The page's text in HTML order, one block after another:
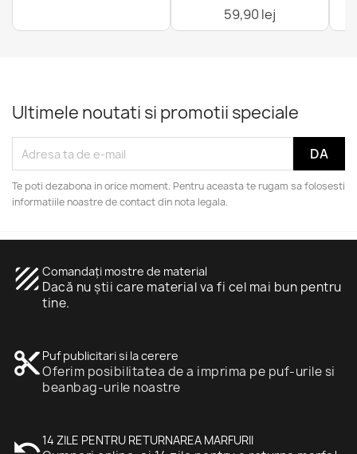
59,90 lej
Ultimele noutati si promotii speciale
Te poti dezabona in orice moment. Pentru aceasta te rugam sa folosesti
informatiile noastre de contact din nota legala.
texture Comandați mostre de material
Dacă nu știi care material va fi cel mai bun pentru
tine.
content_cut Puf publicitari si la cerere
Oferim posibilitatea de a imprima pe puf-urile si
beanbag-urile noastre
undo14 ZILE PENTRU RETURNAREA MARFURII